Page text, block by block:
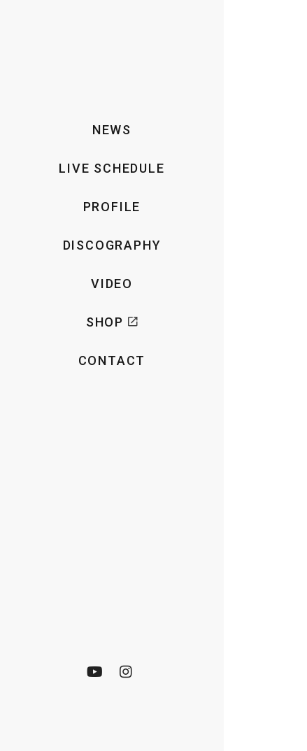
NEWS
LIVE SCHEDULE
PROFILE
DISCOGRAPHY
VIDEO
SHOP
CONTACT